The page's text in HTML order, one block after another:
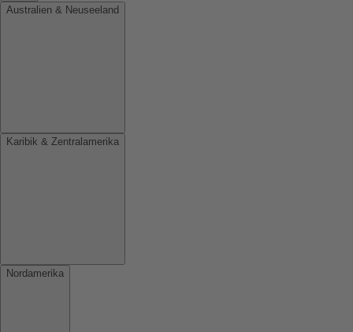
Australien & Neuseeland
Karibik & Zentralamerika
Nordamerika